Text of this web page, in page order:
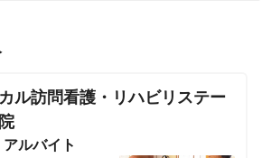
バイト
護ステーション】日勤のみOK！夜
ル訪問看護・リハビリステー
ルバイト